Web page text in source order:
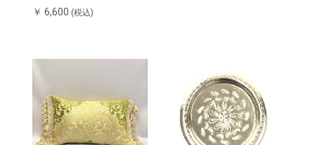
￥ 6,600 (税込)